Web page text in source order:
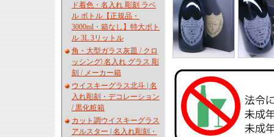
ド着色・名入れ 彫刻 ラベ
ル ボトル【正規品・
3000ml・箱なし】特大ボト
ル 3L 3リットル
角・大型ガラス灰皿 / クロ
ッシング| 名入れ グラス 彫
刻 / メーカー箱
ウイスキーグラス北斗 | 名
入れ彫刻・デコレーション
/ 黒化粧箱
カット調ウイスキーグラス
アルスター | 名入れ彫刻・